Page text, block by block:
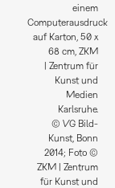
einem
Computerausdruck
auf Karton, 50 x
68 cm, ZKM
| Zentrum für
Kunst und
Medien
Karlsruhe.
© VG Bild-
Kunst, Bonn
2014; Foto ©
ZKM | Zentrum
für Kunst und